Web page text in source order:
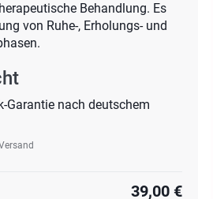
Behandlung. Es
von Ruhe-, Erholungs- und
Garantie nach deutschem
39,00 €